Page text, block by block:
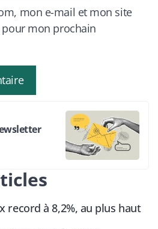
mon e-mail et mon site
mon prochain
record à 8,2%, au plus haut